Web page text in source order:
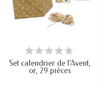
EN STOCK
Set calendrier de l'Avent,
or, 29 pièces